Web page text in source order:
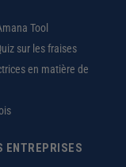
Tool
sur les fraises
en matière de
ENTREPRISES